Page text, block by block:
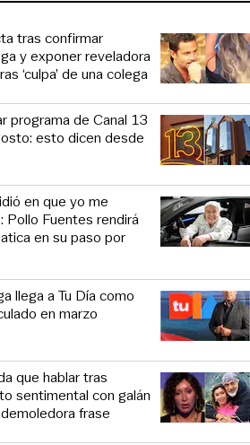
tras confirmar
y exponer reveladora
‘culpa’ de una colega
programa de Canal 13
esto dicen desde
en que yo me
Pollo Fuentes rendirá
en su paso por
llega a Tu Día como
en marzo
que hablar tras
sentimental con galán
frase